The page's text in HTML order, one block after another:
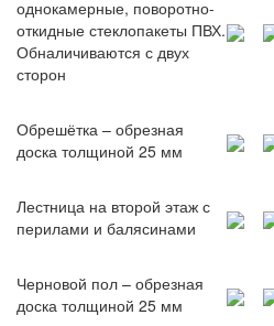
однокамерные, поворотно-
откидные стеклопакеты ПВХ.
Обналичиваются с двух
сторон
Обрешётка – обрезная
доска толщиной 25 мм
Лестница на второй этаж с
перилами и балясинами
Черновой пол – обрезная
доска толщиной 25 мм